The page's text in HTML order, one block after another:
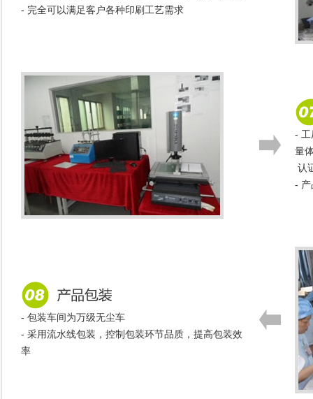
- 完全可以满足客户各种印刷工艺需求
- 工
量
认
- 产
- 包装车间为万级无尘车
- 采用流水线包装，控制包装环节品质，提高包装效
率